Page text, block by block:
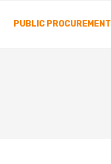
PUBLIC PROCUREMENT